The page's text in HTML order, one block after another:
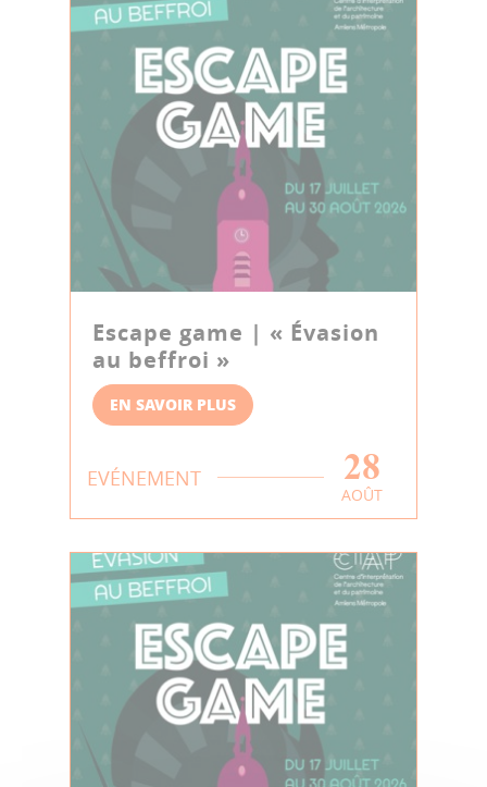
Escape game | « Évasion
au beffroi »
EN SAVOIR PLUS
EVÉNEMENT 28
AOÛT